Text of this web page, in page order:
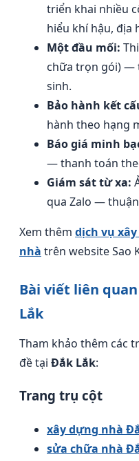
triển khai nhiều
hiểu khí hậu, địa
Một đầu mối:
chữa trọn gói) —
sinh.
Bảo hành kết
hành theo hạng
Báo giá minh
— thanh toán
Giám sát từ xa:
qua Zalo — thuận
Xem thêm dịch vụ
nhà trên website Sao
Bài viết liên
Lắk
Tham khảo thêm các
đề tại Đắk Lắk:
Trang trụ cột
xây dựng nhà
sửa chữa nhà